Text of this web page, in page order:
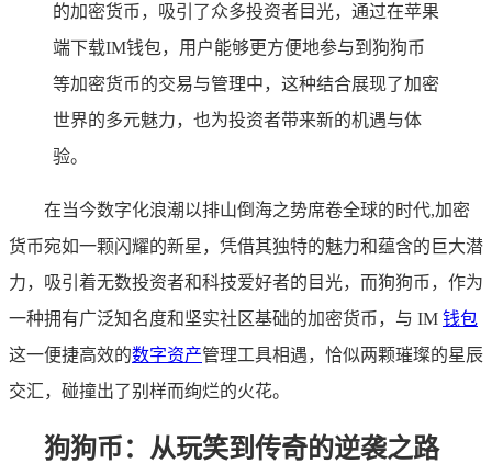
的加密货币，吸引了众多投资者目光，通过在苹果
端下载IM钱包，用户能够更方便地参与到狗狗币
等加密货币的交易与管理中，这种结合展现了加密
世界的多元魅力，也为投资者带来新的机遇与体
验。
在当今数字化浪潮以排山倒海之势席卷全球的时代,加密
货币宛如一颗闪耀的新星，凭借其独特的魅力和蕴含的巨大潜
力，吸引着无数投资者和科技爱好者的目光，而狗狗币，作为
一种拥有广泛知名度和坚实社区基础的加密货币，与 IM 钱包
这一便捷高效的数字资产管理工具相遇，恰似两颗璀璨的星辰
交汇，碰撞出了别样而绚烂的火花。
狗狗币：从玩笑到传奇的逆袭之路